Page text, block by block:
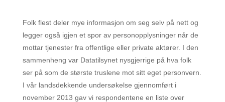
Folk flest deler mye informasjon om seg selv på nett og
legger også igjen et spor av personopplysninger når de
mottar tjenester fra offentlige eller private aktører. I den
sammenheng var Datatilsynet nysgjerrige på hva folk
ser på som de største truslene mot sitt eget personvern.
I vår landsdekkende undersøkelse gjennomført i
november 2013 gav vi respondentene en liste over